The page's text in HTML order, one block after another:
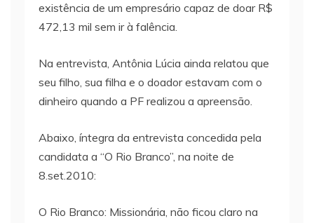
existência de um empresário capaz de doar R$
472,13 mil sem ir à falência.
Na entrevista, Antônia Lúcia ainda relatou que
seu filho, sua filha e o doador estavam com o
dinheiro quando a PF realizou a apreensão.
Abaixo, íntegra da entrevista concedida pela
candidata a “O Rio Branco”, na noite de
8.set.2010:
O Rio Branco: Missionária, não ficou claro na